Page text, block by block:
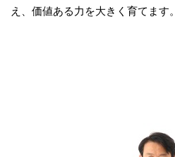
え、価値ある力を大きく育てます。